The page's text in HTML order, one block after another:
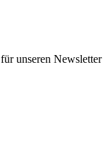
unseren Newsletter